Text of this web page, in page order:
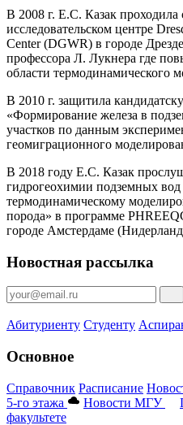
В 2008 г. Е.С. Казак проходила
исследовательском центре
Center (DGWR) в городе
профессора Л. Лукнера где
области термодинамического
В 2010 г. защитила
«Формирование железа в
участков по данным
геомиграционного
В 2018 году Е.С. Казак
гидрогеохимии подземных
термодинамическому
порода» в программе
городе Амстердаме
Новостная рассылка
Абитуриенту Студенту
Основное
Справочник Расписание
5-го этажа
Новости МГУ
факультете